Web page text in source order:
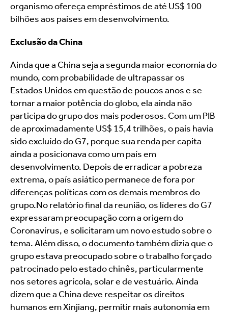
organismo ofereça empréstimos de até US$ 100
bilhões aos países em desenvolvimento.
Exclusão da China
Ainda que a China seja a segunda maior economia do
mundo, com probabilidade de ultrapassar os
Estados Unidos em questão de poucos anos e se
tornar a maior potência do globo, ela ainda não
participa do grupo dos mais poderosos. Com um PIB
de aproximadamente US$ 15,4 trilhões, o país havia
sido excluído do G7, porque sua renda per capita
ainda a posicionava como um país em
desenvolvimento. Depois de erradicar a pobreza
extrema, o país asiático permanece de fora por
diferenças políticas com os demais membros do
grupo.No relatório final da reunião, os líderes do G7
expressaram preocupação com a origem do
Coronavírus, e solicitaram um novo estudo sobre o
tema. Além disso, o documento também dizia que o
grupo estava preocupado sobre o trabalho forçado
patrocinado pelo estado chinês, particularmente
nos setores agrícola, solar e de vestuário. Ainda
dizem que a China deve respeitar os direitos
humanos em Xinjiang, permitir mais autonomia em